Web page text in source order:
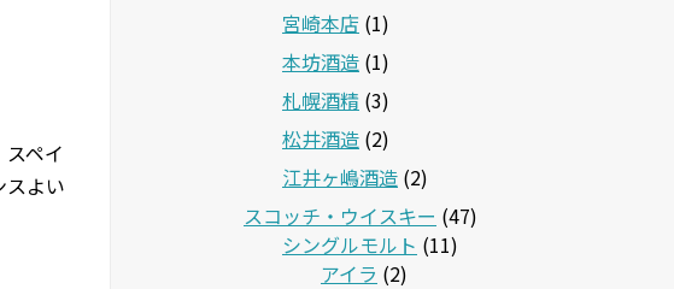
ペイ
スよい
宮崎本店 (1)
本坊酒造 (1)
札幌酒精 (3)
松井酒造 (2)
江井ヶ嶋酒造 (2)
スコッチ・ウイスキー (47)
シングルモルト (11)
アイラ (2)